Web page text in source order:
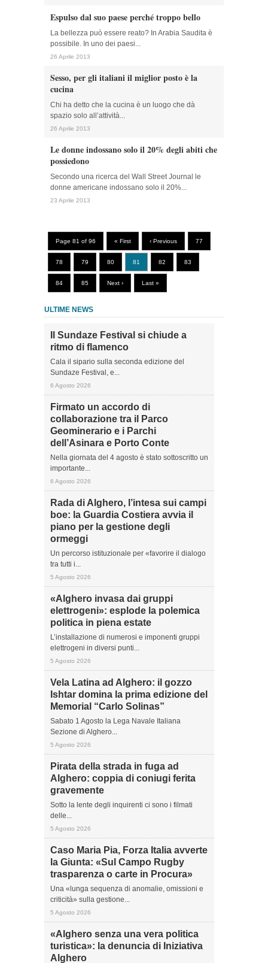
Espulso dal suo paese perché troppo bello
La bellezza può essere reato? In Arabia Saudita è
possibile. In uno dei paesi...
26 Aprile 2013
Sesso, per gli italiani il miglior posto è la
cucina
Chi ha detto che la cucina è un luogo che dà
spazio solo all’attività...
26 Aprile 2013
Le donne indossano solo il 20% degli abiti che
possiedono
Secondo una ricerca del Wall Street Journal le
donne americane indossano solo il 20%...
23 Aprile 2013
Page 81 of 96 « First ‹ Previous 77
78 79 80 81 82 83
84 85 Next › Last »
ULTIME NEWS
Il Sundaze Festival si chiude a
ritmo di flamenco
Cala il sipario sulla seconda edizione del
Sundaze Festival, e...
6 Agosto 2026
Firmato un accordo di
collaborazione tra il Parco
Geominerario e i Parchi
dell’Asinara e Porto Conte
Nella giornata del 4 agosto è stato sottoscritto un
importante...
6 Agosto 2026
Rada di Alghero, l’intesa sui campi
boe: la Guardia Costiera avvia il
piano per la gestione degli
ormeggi
Un percorso istituzionale per «favorire il dialogo
tra tutti i...
5 Agosto 2026
«Alghero invasa dai gruppi
elettrogeni»: esplode la polemica
politica in piena estate
L’installazione di numerosi e imponenti gruppi
elettrogeni in diversi punti...
5 Agosto 2026
Vela Latina ad Alghero: il gozzo
Ishtar domina la prima edizione del
Memorial “Carlo Solinas”
Sabato 1 Agosto la Lega Navale Italiana
Sezione di Alghero...
5 Agosto 2026
Pirata della strada in fuga ad
Alghero: coppia di coniugi ferita
gravemente
Sotto la lente degli inquirenti ci sono i filmati
delle...
5 Agosto 2026
Caso Maria Pia, Forza Italia avverte
la Giunta: «Sul Campo Rugby
trasparenza o carte in Procura»
Una «lunga sequenza di anomalie, omissioni e
criticità» sulla gestione...
5 Agosto 2026
«Alghero senza una vera politica
turistica»: la denuncia di Iniziativa
Alghero